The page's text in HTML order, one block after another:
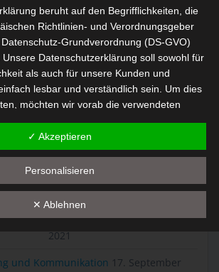
– Manage the System not the People
4. November 2021
Effizient? 31. Oktober 2021
und Motivation 6. Oktober
2021
und Kommunikation 17. September
beruht auf den Begrifflichkeiten, die
Richtlinien- und Verordnungsgeber
Grundverordnung (DS-GVO)
Datenschutzerklärung soll sowohl für
als auch für unsere Kunden und
lesbar und verständlich sein. Um dies
möchten wir vorab die verwendeten
Begrifflichkeiten erläutern.
Datenschutzerklärung unter anderem
die folgenden Begriffe:
Daten
Daten sind alle Informationen, die sich
"betroffene Person") beziehen. Als
eine natürliche Person angesehen, die
✓ Akzeptieren
Personalisieren
✕ Ablehnen